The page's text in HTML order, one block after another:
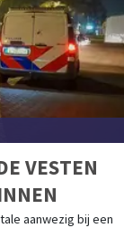
VESTEN
aanwezig bij een